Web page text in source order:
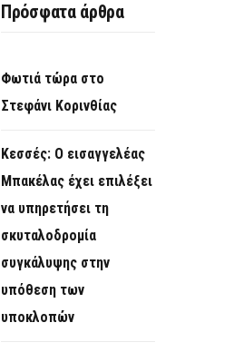
Πρόσφατα άρθρα
Φωτιά τώρα στο
Στεφάνι Κορινθίας
Κεσσές: Ο εισαγγελέας
Μπακέλας έχει επιλέξει
να υπηρετήσει τη
σκυταλοδρομία
συγκάλυψης στην
υπόθεση των
υποκλοπών